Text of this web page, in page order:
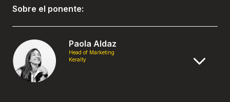
Sobre el ponente:
Paola Aldaz
Head of Marketing
Keralty